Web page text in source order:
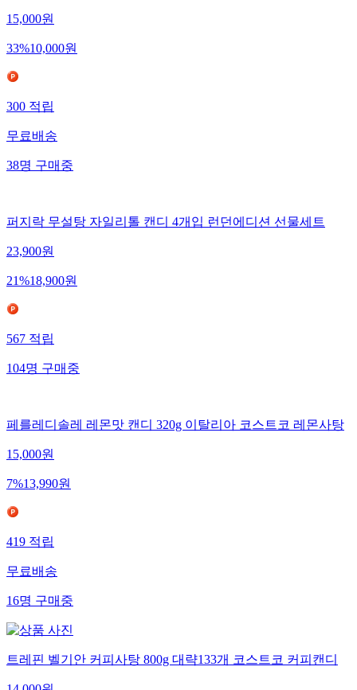
15,000원
33%10,000원
300적립
무료배송
38명구매중
퍼지락 무설탕 자일리톨 캔디 4개입 런던에디션 선물세트
23,900원
21%18,900원
567적립
104명구매중
페를레디솔레 레몬맛 캔디 320g 이탈리아 코스트코 레몬사탕
15,000원
7%13,990원
419적립
무료배송
16명구매중
트레핀 벨기안 커피사탕 800g 대략133개 코스트코 커피캔디